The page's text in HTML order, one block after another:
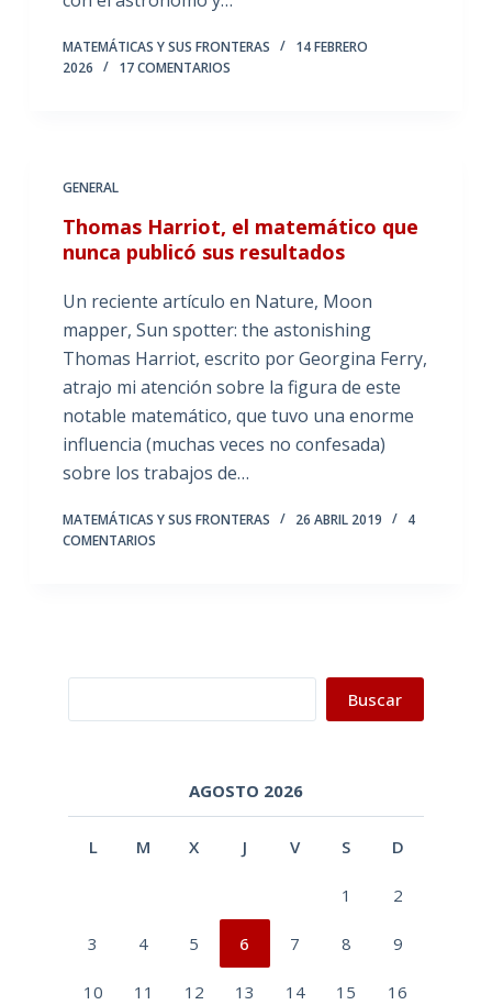
MATEMÁTICAS Y SUS FRONTERAS
14 FEBRERO
2026
17 COMENTARIOS
GENERAL
Thomas Harriot, el matemático que
nunca publicó sus resultados
Un reciente artículo en Nature, Moon
mapper, Sun spotter: the astonishing
Thomas Harriot, escrito por Georgina Ferry,
atrajo mi atención sobre la figura de este
notable matemático, que tuvo una enorme
influencia (muchas veces no confesada)
sobre los trabajos de…
MATEMÁTICAS Y SUS FRONTERAS 26 ABRIL 2019
4
COMENTARIOS
Buscar
AGOSTO 2026
L M X J V S D
1 2
3 4 5 6 7 8 9
10 11 12 13 14 15 16